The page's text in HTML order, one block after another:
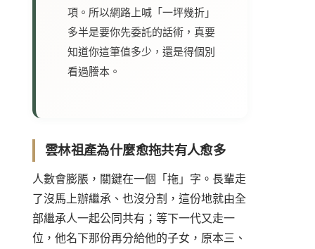
項。所以網路上喊「一坪幾折」
多半是要你先委託的話術，真要
知道你這筆值多少，還是得個別
看過謄本。
雲林祖產為什麼愈拖共有人愈多
人數會膨脹，關鍵在一個「拖」字。長輩走
了沒馬上辦繼承、也沒分割，這份地就由全
部繼承人一起公同共有；等下一代又走一
位，他名下那份再分給他的子女，原本三、